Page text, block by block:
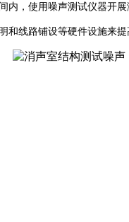
，使用噪声测试仪器开
线路铺设等硬件设施来